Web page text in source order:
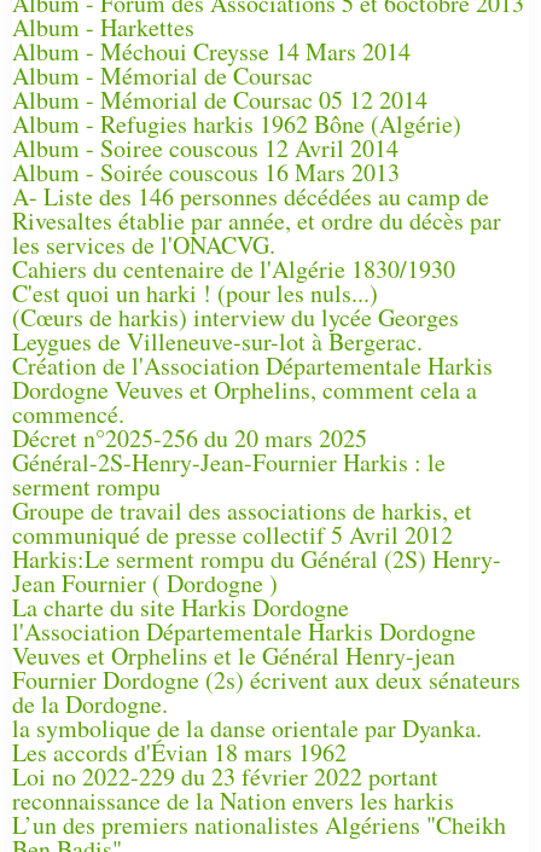
Album - Harkettes
Album - Méchoui Creysse 14 Mars 2014
Album - Mémorial de Coursac
Album - Mémorial de Coursac 05 12 2014
Album - Refugies harkis 1962 Bône (Algérie)
Album - Soiree couscous 12 Avril 2014
Album - Soirée couscous 16 Mars 2013
A- Liste des 146 personnes décédées au camp de
Rivesaltes établie par année, et ordre du décès par
les services de l'ONACVG.
Cahiers du centenaire de l'Algérie 1830/1930
C'est quoi un harki ! (pour les nuls...)
(Cœurs de harkis) interview du lycée Georges
Leygues de Villeneuve-sur-lot à Bergerac.
Création de l'Association Départementale Harkis
Dordogne Veuves et Orphelins, comment cela a
commencé.
Décret n°2025-256 du 20 mars 2025
Général-2S-Henry-Jean-Fournier Harkis : le
serment rompu
Groupe de travail des associations de harkis, et
communiqué de presse collectif 5 Avril 2012
Harkis:Le serment rompu du Général (2S) Henry-
Jean Fournier ( Dordogne )
La charte du site Harkis Dordogne
l'Association Départementale Harkis Dordogne
Veuves et Orphelins et le Général Henry-jean
Fournier Dordogne (2s) écrivent aux deux sénateurs
de la Dordogne.
la symbolique de la danse orientale par Dyanka.
Les accords d'Évian 18 mars 1962
Loi no 2022-229 du 23 février 2022 portant
reconnaissance de la Nation envers les harkis
L’un des premiers nationalistes Algériens "Cheikh